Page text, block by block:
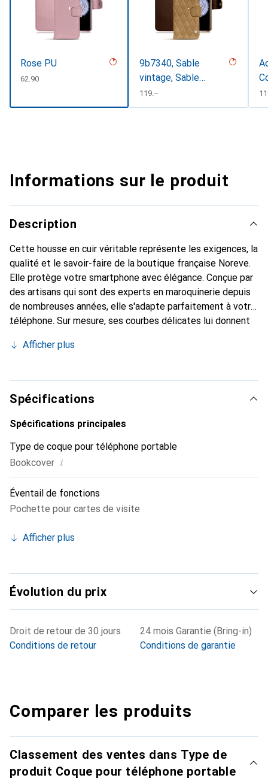
Rose PU
CHF
62.90
9b7340, Sable
vintage, Sable
vintage - Couture
CHF
119.–
Informations sur le produit
Description
Cette housse en cuir véritable représente les exigences, la
qualité et le savoir-faire de la boutique française Noreve.
Elle protège votre smartphone avec élégance. Conçue par
des artisans qui sont des experts en maroquinerie depuis
de nombreuses années, elle s'adapte parfaitement à votre
téléphone. Sur mesure, ses courbes délicates lui donnent
et indispensable pour votre smartphone. La marque
de haute qualité et constitue un choix sûr pour une
clientèle exigeante.
Afficher plus
Spécifications
Spécifications principales
Type de coque pour téléphone portable
Bookcover i
Éventail de fonctions
Pochette pour cartes de visite
Afficher plus
Évolution du prix
Droit de retour de 30 jours
Conditions de retour
24 mois Garantie (Bring-in)
Conditions de garantie
Comparer les produits
Classement des ventes dans Type de
produit Coque pour téléphone portable